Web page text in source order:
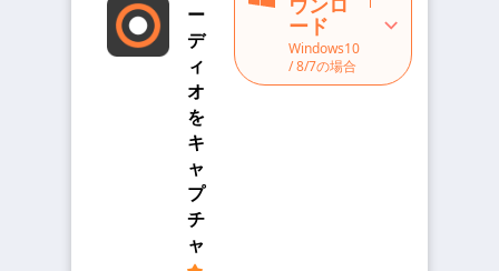
ー
デ
ィ
オ
を
キ
ャ
プ
チ
ャ
ード
Windows10
/ 8/7の場合